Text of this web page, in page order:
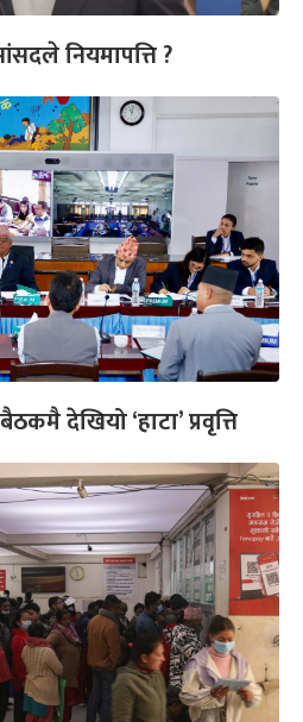
नियमापत्ति ?
देखियो ‘हाटा’ प्रवृत्ति